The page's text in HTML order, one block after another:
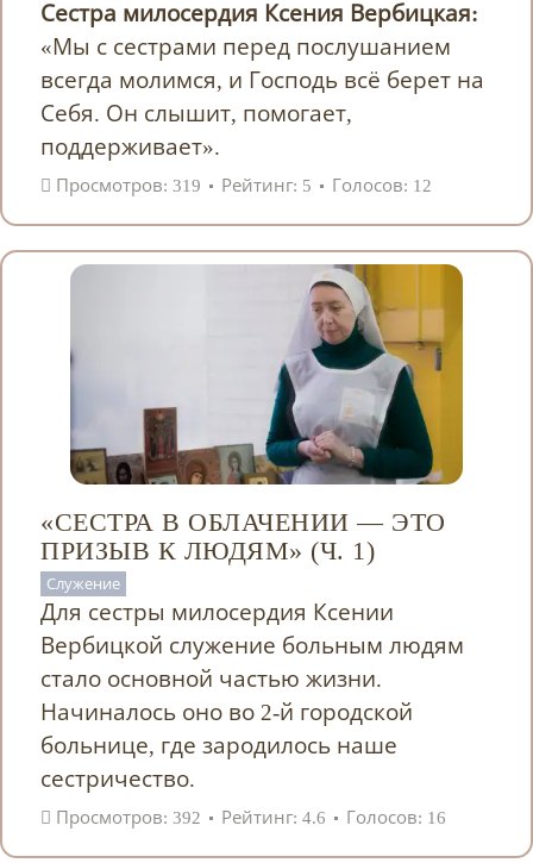
Сестра милосердия Ксения Вербицкая:
«Мы с сестрами перед послушанием
всегда молимся, и Господь всё берет на
Себя. Он слышит, помогает,
поддерживает».
Просмотров: 319 Рейтинг: 5 Голосов: 12
«СЕСТРА В ОБЛАЧЕНИИ — ЭТО
ПРИЗЫВ К ЛЮДЯМ» (Ч. 1)
Служение
Для сестры милосердия Ксении
Вербицкой служение больным людям
стало основной частью жизни.
Начиналось оно во 2-й городской
больнице, где зародилось наше
сестричество.
Просмотров: 392 Рейтинг: 4.6 Голосов: 16